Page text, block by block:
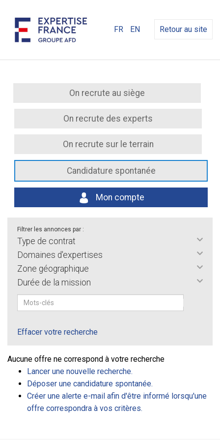
FR EN Retour au site
On recrute au siège
On recrute des experts
On recrute sur le terrain
Candidature spontanée
Mon compte
Filtrer les annonces par :
Type de contrat
Domaines d'expertises
Zone géographique
Durée de la mission
Effacer votre recherche
Aucune offre ne correspond à votre recherche
Lancer une nouvelle recherche.
Déposer une candidature spontanée.
Créer une alerte e-mail afin d'être informé lorsqu'une
offre correspondra à vos critères.